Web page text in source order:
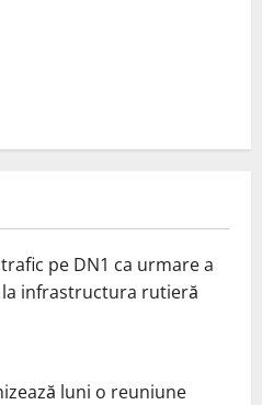
pe DN1 ca urmare a
infrastructura rutieră
luni o reuniune